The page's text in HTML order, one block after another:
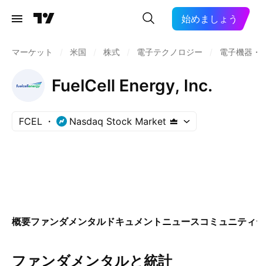
始めましょう
マーケット 米国 株式 電子テクノロジー 電子機器・
FuelCell Energy, Inc.
FCEL Nasdaq Stock Market
概要ファンダメンタルドキュメント ニュースコミュニティ
ファンダメンタルと統計